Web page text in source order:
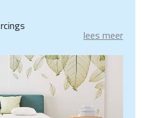
lees meer